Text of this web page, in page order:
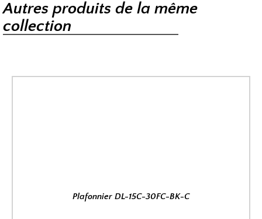
Autres produits de la même
collection
Plafonnier DL-15C-30FC-BK-C